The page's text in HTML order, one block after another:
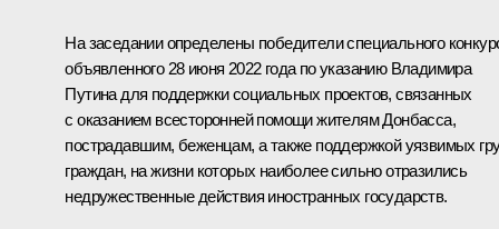
На заседании определены победители специального
объявленного28 июня 2022 года по указанию Владимира
Путина для поддержки социальных проектов, связанных
с оказанием всесторонней помощи жителям Донбасса,
пострадавшим, беженцам, а также поддержкой уязвимых
граждан, на жизни которых наиболее сильно отразились
недружественные действия иностранных государств.